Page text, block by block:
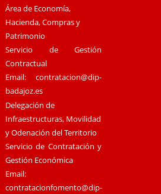
Área de Economía,
Hacienda, Compras y
Patrimonio
Servicio de Gestión
Contractual
Email:contratacion@dip-
badajoz.es
Delegación de
Infraestructuras, Movilidad
y Odenación del Territorio
Servicio de Contratación y
Gestión Económica
Email:
contratacionfomento@dip-